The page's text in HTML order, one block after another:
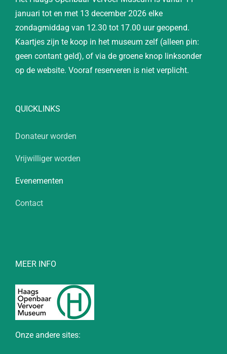
januari tot en met 13 december 2026 elke
zondagmiddag van 12.30 tot 17.00 uur geopend.
Kaartjes zijn te koop in het museum zelf (alleen pin:
geen contant geld), of via de groene knop linksonder
op de website. Vooraf reserveren is niet verplicht.
QUICKLINKS
Donateur worden
Vrijwilliger worden
Evenementen
Contact
MEER INFO
Onze andere sites: